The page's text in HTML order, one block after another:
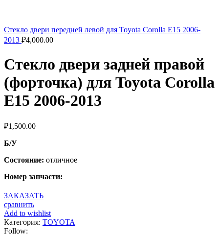
Стекло двери передней левой для Toyota Corolla E15 2006-
2013 ₽4,000.00
Стекло двери задней правой
(форточка) для Toyota Corolla
E15 2006-2013
₽1,500.00
Б/У
Состояние: отличное
Номер запчасти:
ЗАКАЗАТЬ
сравнить
Add to wishlist
Категория: TOYOTA
Follow: